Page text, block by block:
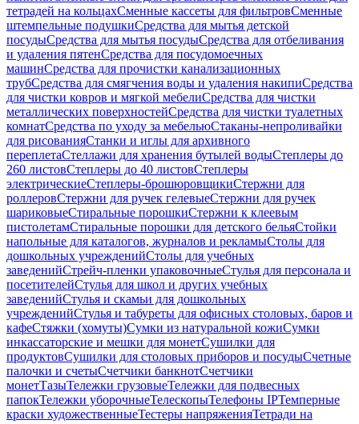
тетрадей на кольцахСменные кассеты для фильтровСменные
штемпельные подушкиСредства для мытья детской
посудыСредства для мытья посудыСредства для отбеливания
и удаления пятенСредства для посудомоечных
машинСредства для прочистки канализационных
трубСредства для смягчения воды и удаления накипиСредства
для чистки ковров и мягкой мебелиСредства для чистки
металлических поверхностейСредства для чистки туалетных
комнатСредства по уходу за мебельюСтаканы-непроливайки
для рисованияСтанки и иглы для архивного
переплетаСтеллажи для хранения бутылей водыСтеплеры до
260 листовСтеплеры до 40 листовСтеплеры
электрическиеСтеплеры-брошюровщикиСтержни для
роллеровСтержни для ручек гелевыеСтержни для ручек
шариковыеСтиральные порошкиСтержни к клеевым
пистолетамСтиральные порошки для детского бельяСтойки
напольные для каталогов, журналов и рекламыСтолы для
дошкольных учрежденийСтолы для учебных
заведенийСтрейч-пленки упаковочныеСтулья для персонала и
посетителейСтулья для школ и других учебных
заведенийСтулья и скамьи для дошкольных
учрежденийСтулья и табуреты для офисных столовых, баров и
кафеСтяжки (хомуты)Сумки из натуральной кожиСумки
инкассаторские и мешки для монетСушилки для
продуктовСушилки для столовых приборов и посудыСчетные
палочки и счетыСчетчики банкнотСчетчики
монетТазыТележки грузовыеТележки для подвесных
папокТележки уборочныеТелескопыТелефоны IPТемперные
краски художественныеТестеры напряженияТетради на